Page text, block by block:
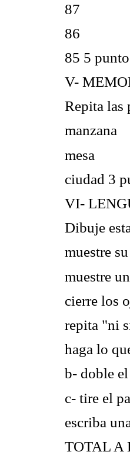
87
86
85 5
V-
Repita las
manzana
mesa
ciudad 3
VI-
Dibuje
muestre
muestre
cierre los
repita "ni
haga lo
b- doble
c- tire el
escriba
TOTAL A